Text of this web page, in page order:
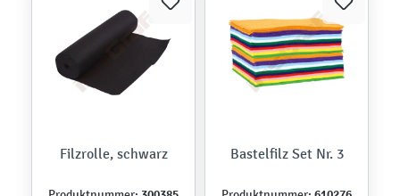
Filzrolle, schwarz Bastelfilz Set Nr. 3